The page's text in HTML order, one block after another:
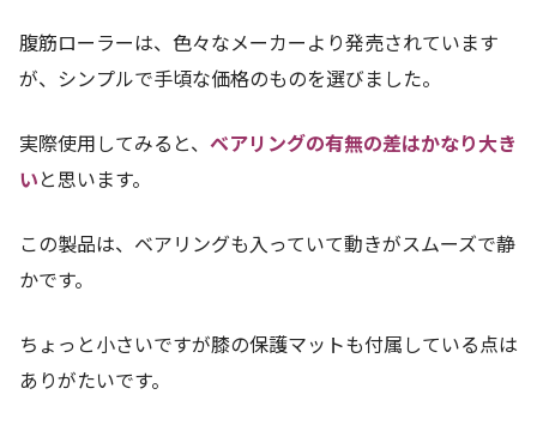
腹筋ローラーは、色々なメーカーより発売されています
が、シンプルで手頃な価格のものを選びました。
実際使用してみると、 ベアリングの有無の差はかなり大き
いと思います。
この製品は、ベアリングも入っていて動きがスムーズで静
かです。
ちょっと小さいですが膝の保護マットも付属している点は
ありがたいです。